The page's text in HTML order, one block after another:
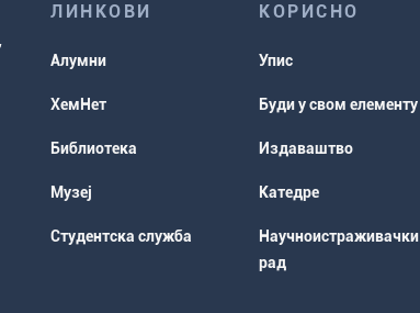
ЛИНКОВИ
Алумни
ХемНет
Библиотека
Музеј
Студентска служба
КОРИСНО
Упис
Буди у свом елементу
Издаваштво
Катедре
Научноистраживачки
рад